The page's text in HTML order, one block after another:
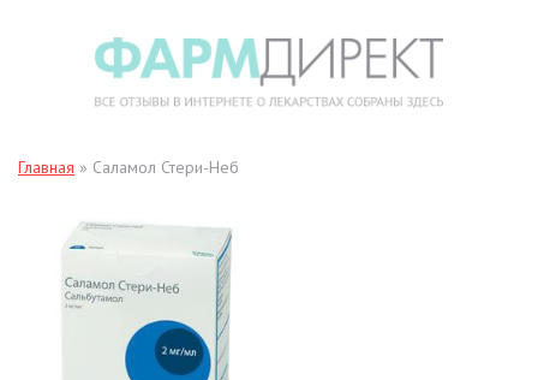
Главная » Саламол Стери-Неб